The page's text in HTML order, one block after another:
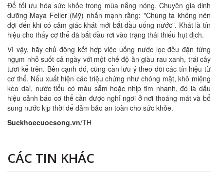
Để tối ưu hóa sức khỏe trong mùa nắng nóng, Chuyên gia dinh
dưỡng Maya Feller (Mỹ) nhấn mạnh rằng: "Chúng ta không nên
đợi đến khi có cảm giác khát mới bắt đầu uống nước". Khát là tín
hiệu cho thấy cơ thể đã bắt đầu rơi vào trạng thái thiếu hụt dịch.
Vì vậy, hãy chủ động kết hợp việc uống nước lọc đều đặn từng
ngụm nhỏ suốt cả ngày với một chế độ ăn giàu rau xanh, trái cây
tươi kể trên. Bên cạnh đó, cũng cần lưu ý theo dõi các tín hiệu từ
cơ thể. Nếu xuất hiện các triệu chứng như chóng mặt, khô miệng
kéo dài, nước tiểu có màu sẫm hoặc nhịp tim nhanh, đó là dấu
hiệu cảnh báo cơ thể cần được nghỉ ngơi ở nơi thoáng mát và bổ
sung nước kịp thời để đảm bảo an toàn cho sức khỏe.
Suckhoecuocsong.vn/TH
CÁC TIN KHÁC